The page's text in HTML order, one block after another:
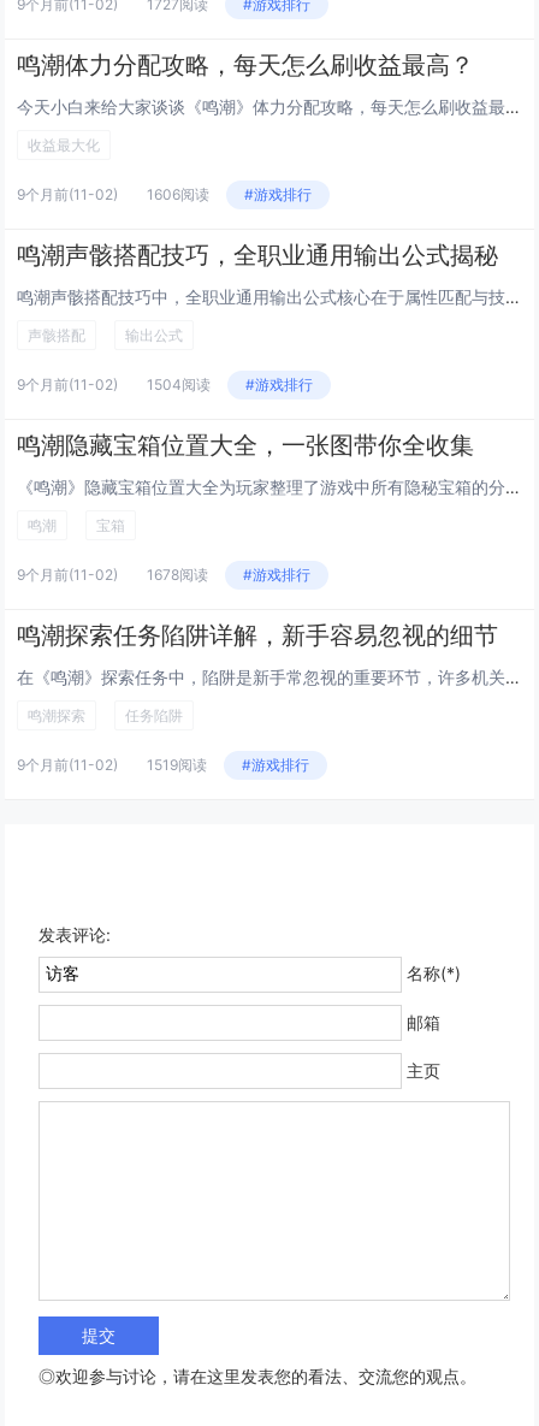
9个月前(11-02) 1727阅读 #游戏排行
鸣潮体力分配攻略，每天怎么刷收益最高？
今天小白来给大家谈谈《鸣潮》体力分配攻略，每天怎么刷收益最高？，以及潮鸣弦是什么技能对应的知识点，希望对大家有所帮助，不...
收益最大化
9个月前(11-02) 1606阅读 #游戏排行
鸣潮声骸搭配技巧，全职业通用输出公式揭秘
鸣潮声骸搭配技巧中，全职业通用输出公式核心在于属性匹配与技能协同，玩家需根据角色职业特性选择主属性为暴击、攻击或元素伤害...
声骸搭配 输出公式
9个月前(11-02) 1504阅读 #游戏排行
鸣潮隐藏宝箱位置大全，一张图带你全收集
《鸣潮》隐藏宝箱位置大全为玩家整理了游戏中所有隐秘宝箱的分布点，通过一张详细地图全面标注了各区域宝箱的具体位置，帮助玩家...
鸣潮 宝箱
9个月前(11-02) 1678阅读 #游戏排行
鸣潮探索任务陷阱详解，新手容易忽视的细节
在《鸣潮》探索任务中，陷阱是新手常忽视的重要环节，许多机关看似普通，实则暗藏杀机，如地面裂缝、异常光影或静止的装置，往往...
鸣潮探索 任务陷阱
9个月前(11-02) 1519阅读 #游戏排行
发表评论:
名称(*)
邮箱
主页
◎欢迎参与讨论，请在这里发表您的看法、交流您的观点。